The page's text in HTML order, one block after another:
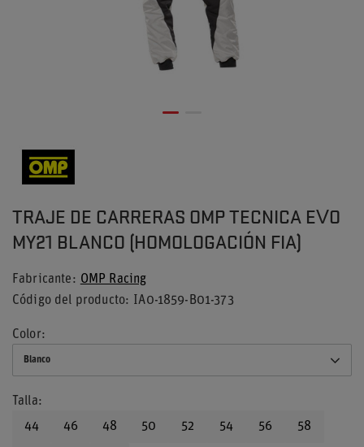
TRAJE DE CARRERAS OMP TECNICA EVO
MY21 BLANCO (HOMOLOGACIÓN FIA)
Fabricante
OMP Racing
Código del producto
IA0-1859-B01-373
Color
Blanco
Talla
44
46 48 50 52 54 56 58